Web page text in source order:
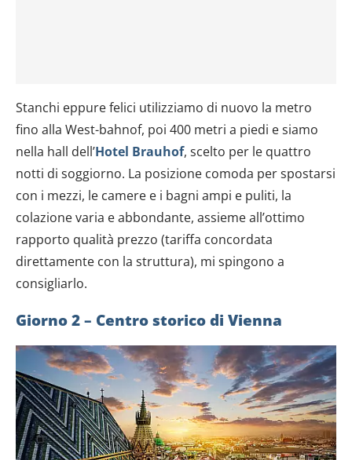
Stanchi eppure felici utilizziamo di nuovo la metro
fino alla West-bahnof, poi 400 metri a piedi e siamo
nella hall dell’Hotel Brauhof, scelto per le quattro
notti di soggiorno. La posizione comoda per spostarsi
con i mezzi, le camere e i bagni ampi e puliti, la
colazione varia e abbondante, assieme all’ottimo
rapporto qualità prezzo (tariffa concordata
direttamente con la struttura), mi spingono a
consigliarlo.
Giorno 2 – Centro storico di Vienna